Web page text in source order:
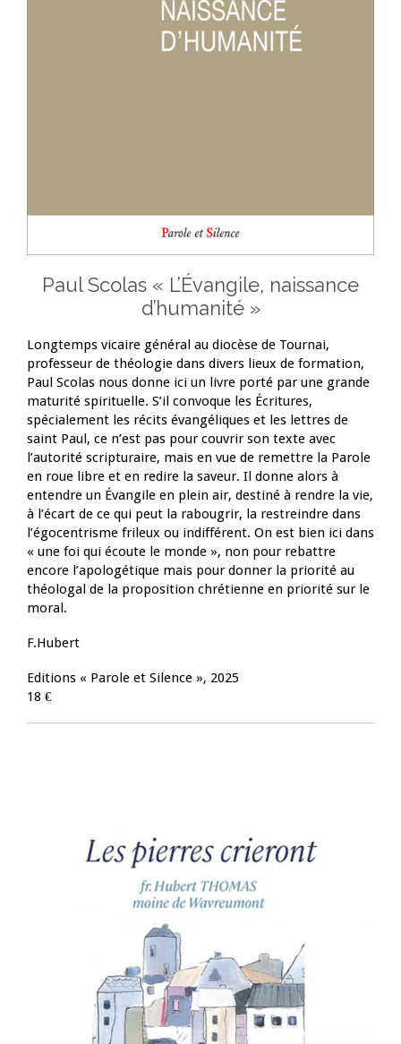
Paul Scolas « L’Évangile, naissance
d’humanité »
Longtemps vicaire général au diocèse de Tournai,
professeur de théologie dans divers lieux de formation,
Paul Scolas nous donne ici un livre porté par une grande
maturité spirituelle. S’il convoque les Écritures,
spécialement les récits évangéliques et les lettres de
saint Paul, ce n’est pas pour couvrir son texte avec
l’autorité scripturaire, mais en vue de remettre la Parole
en roue libre et en redire la saveur. Il donne alors à
entendre un Évangile en plein air, destiné à rendre la vie,
à l’écart de ce qui peut la rabougrir, la restreindre dans
l’égocentrisme frileux ou indifférent. On est bien ici dans
« une foi qui écoute le monde », non pour rebattre
encore l’apologétique mais pour donner la priorité au
théologal de la proposition chrétienne en priorité sur le
moral.
F.Hubert
Editions « Parole et Silence », 2025
18 €